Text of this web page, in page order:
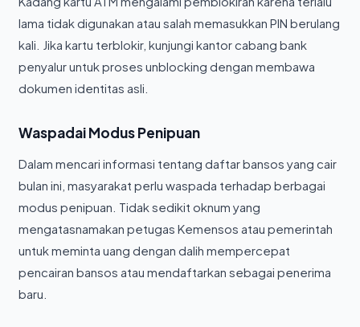
lama tidak digunakan atau salah memasukkan PIN berulang
kali. Jika kartu terblokir, kunjungi kantor cabang bank
penyalur untuk proses unblocking dengan membawa
dokumen identitas asli.
Waspadai Modus Penipuan
Dalam mencari informasi tentang daftar bansos yang cair
bulan ini, masyarakat perlu waspada terhadap berbagai
modus penipuan. Tidak sedikit oknum yang
mengatasnamakan petugas Kemensos atau pemerintah
untuk meminta uang dengan dalih mempercepat
pencairan bansos atau mendaftarkan sebagai penerima
baru.